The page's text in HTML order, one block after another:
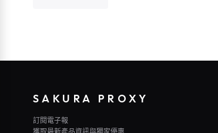
SAKURA PROXY
訂閱電子報